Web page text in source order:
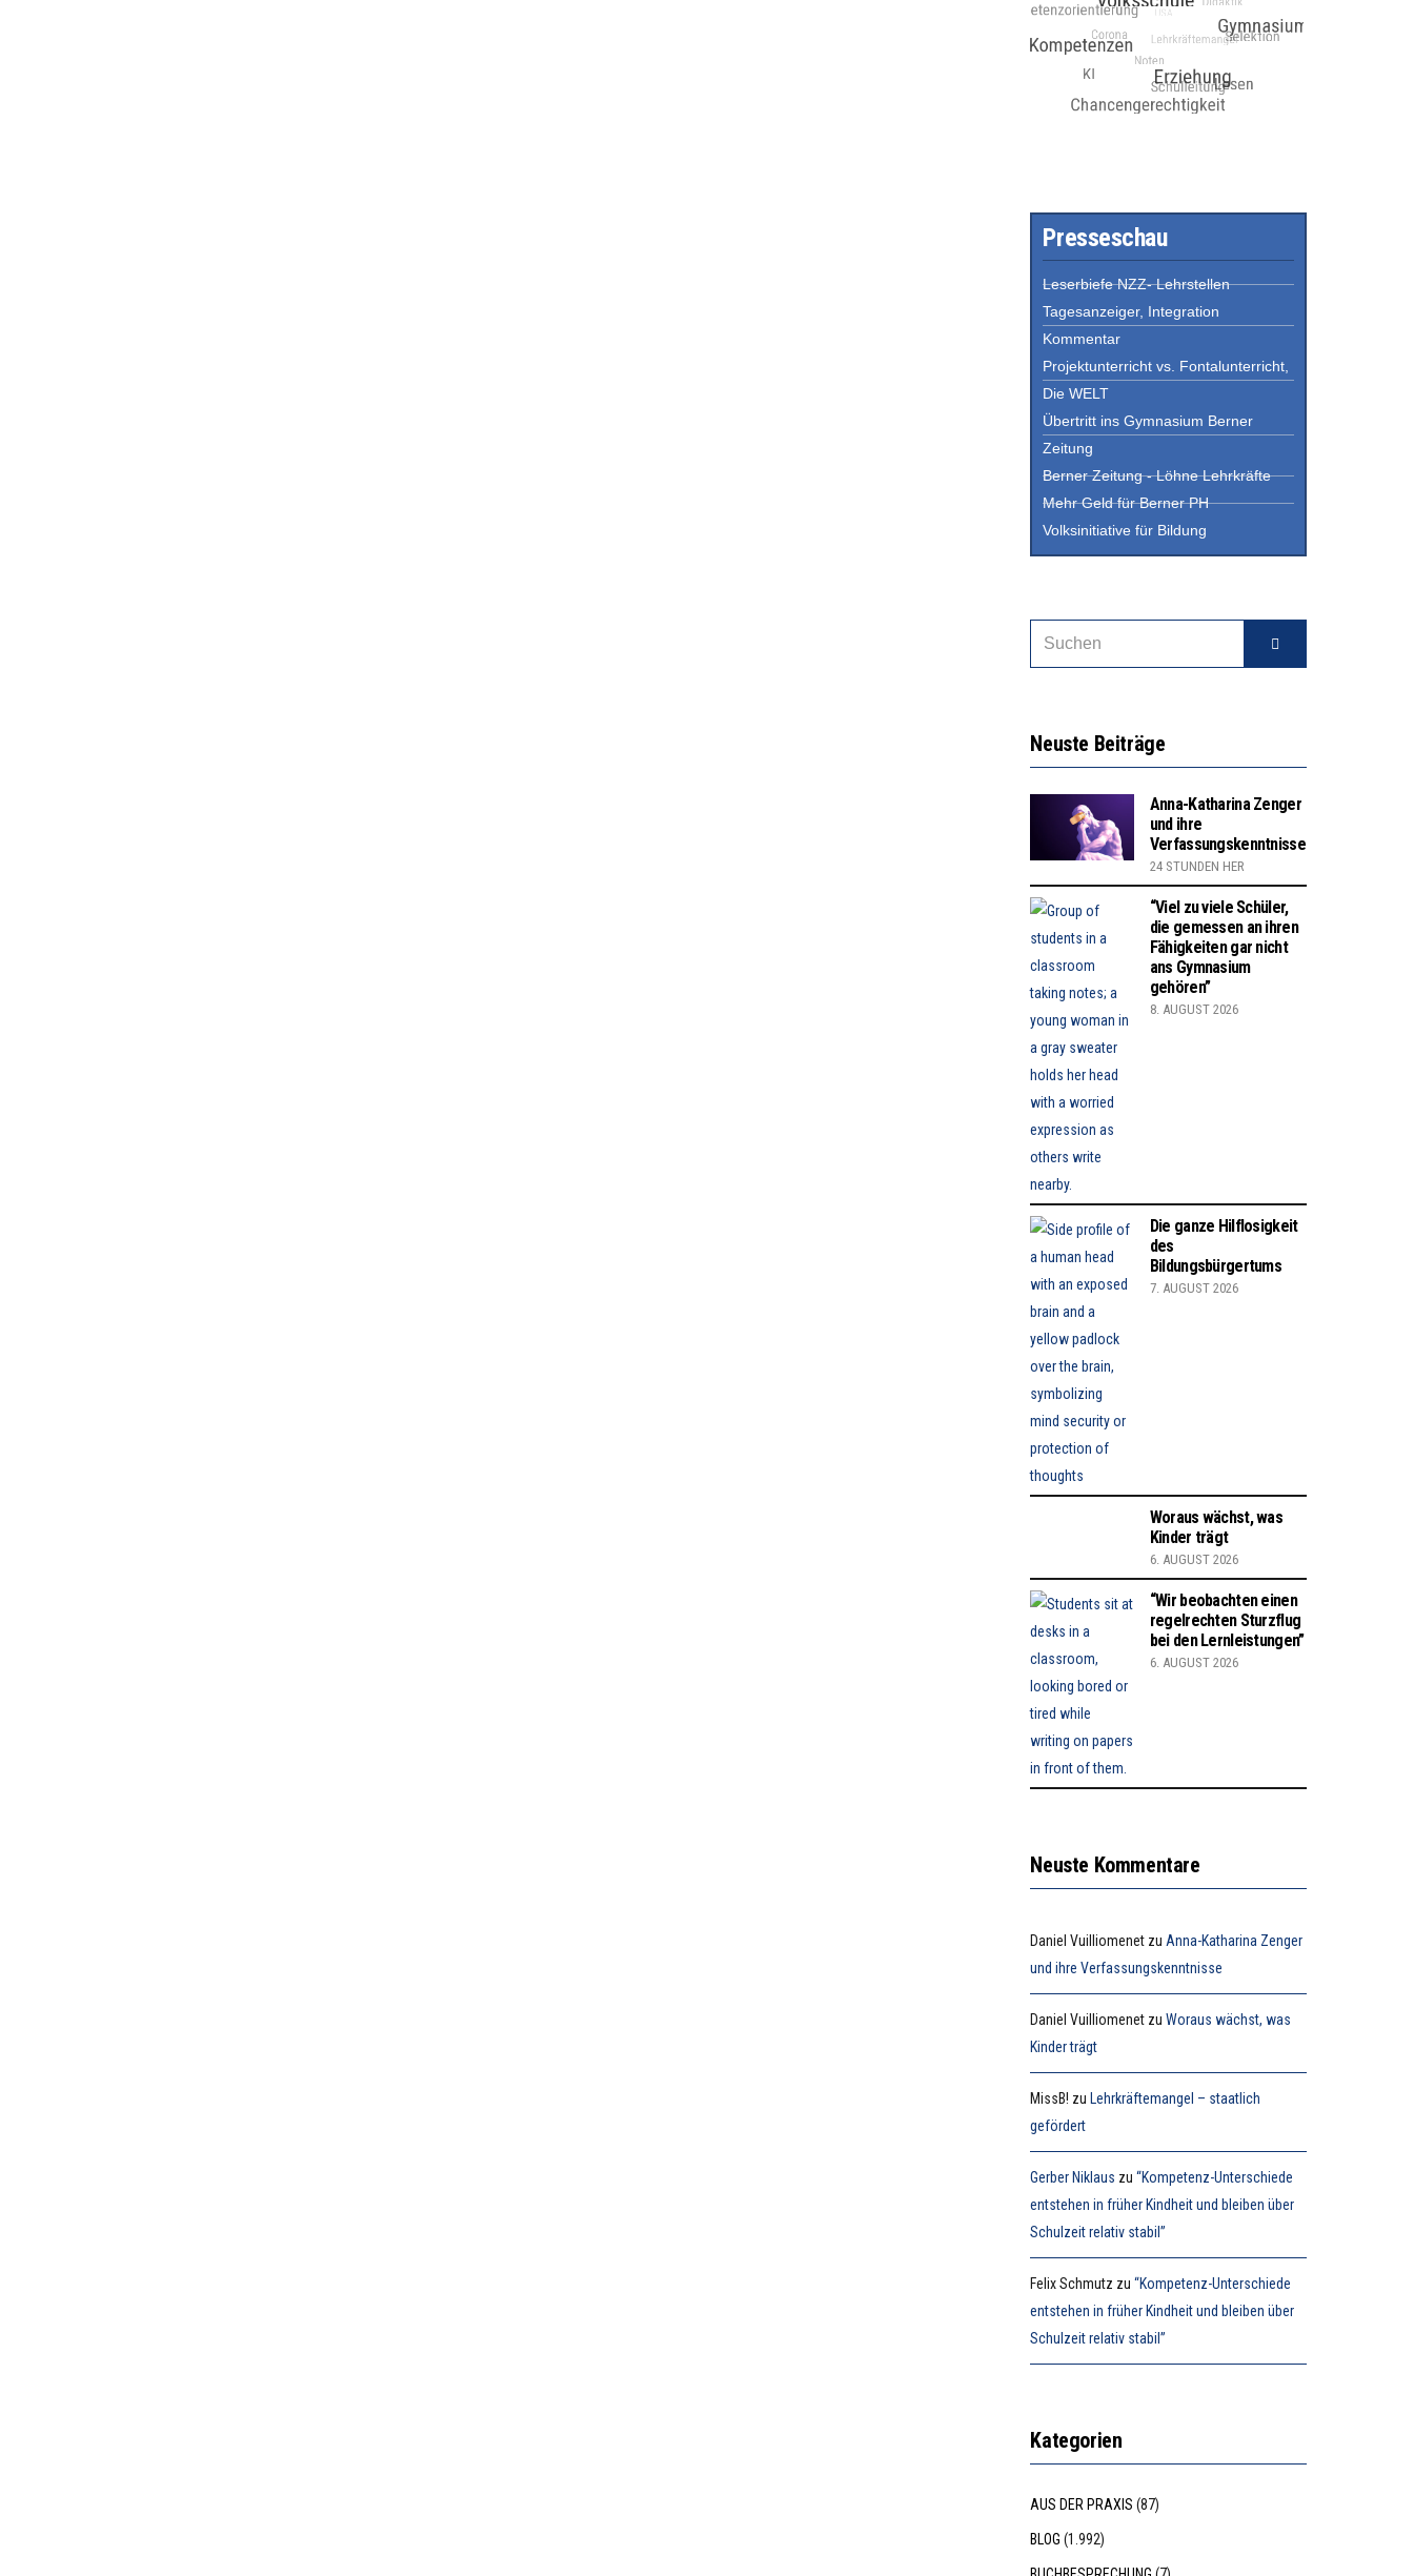
Presseschau
Leserbiefe NZZ- Lehrstellen
Tagesanzeiger, Integration
Kommentar
Projektunterricht vs. Fontalunterricht,
Die WELT
Übertritt ins Gymnasium Berner
Zeitung
Berner Zeitung - Löhne Lehrkräfte
Mehr Geld für Berner PH
Volksinitiative für Bildung
Neuste Beiträge
Anna-Katharina Zenger
und ihre
Verfassungskenntnisse
24 STUNDEN HER
“Viel zu viele Schüler,
die gemessen an ihren
Fähigkeiten gar nicht
ans Gymnasium
gehören”
8. AUGUST 2026
Die ganze Hilflosigkeit
des
Bildungsbürgertums
7. AUGUST 2026
Woraus wächst, was
Kinder trägt
6. AUGUST 2026
“Wir beobachten einen
regelrechten Sturzflug
bei den Lernleistungen”
6. AUGUST 2026
Neuste Kommentare
Daniel Vuilliomenet zuAnna-Katharina Zenger
und ihre Verfassungskenntnisse
Daniel Vuilliomenet zuWoraus wächst, was
Kinder trägt
MissB! zu Lehrkräftemangel – staatlich
gefördert
Gerber Niklaus zu“Kompetenz-Unterschiede
entstehen in früher Kindheit und bleiben über
Schulzeit relativ stabil”
Felix Schmutz zu“Kompetenz-Unterschiede
entstehen in früher Kindheit und bleiben über
Schulzeit relativ stabil”
Kategorien
AUS DER PRAXIS (87)
BLOG (1.992)